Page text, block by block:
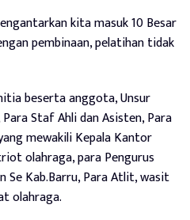
kita masuk 10 Besar
pembinaan, pelatihan tidak
beserta anggota, Unsur
Staf Ahli dan Asisten, Para
mewakili Kepala Kantor
olahraga, para Pengurus
Se Kab.Barru, Para Atlit, wasit
olahraga.